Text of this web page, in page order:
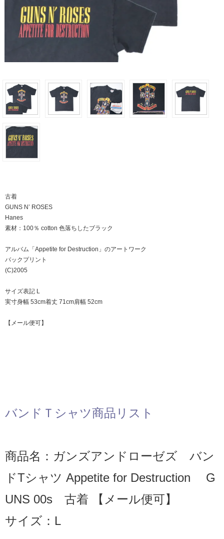
古着
GUNS N’ ROSES
Hanes
素材：100％ cotton 色落ちしたブラック
アルバム「Appetite for Destruction」のアートワーク
バックプリント
(C)2005
サイズ表記 L
実寸身幅 53cm着丈 71cm肩幅 52cm
【メール便可】
バンドＴシャツ商品リスト
商品名：ガンズアンドローゼズ バン
ドTシャツ Appetite for Destruction G
UNS 00s 古着 【メール便可】
サイズ：L